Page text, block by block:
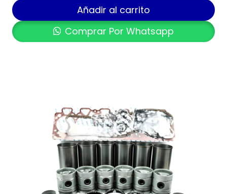
Añadir al carrito
Comprar Por Whatsapp